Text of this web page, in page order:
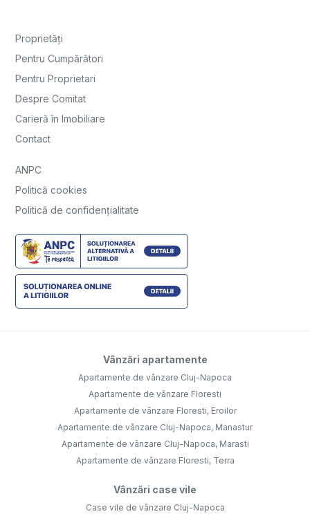
Proprietăți
Pentru Cumpărători
Pentru Proprietari
Despre Comitat
Carieră în Imobiliare
Contact
ANPC
Politică cookies
Politică de confidențialitate
Vânzări apartamente
Apartamente de vânzare Cluj-Napoca
Apartamente de vânzare Floresti
Apartamente de vânzare Floresti, Eroilor
Apartamente de vânzare Cluj-Napoca, Manastur
Apartamente de vânzare Cluj-Napoca, Marasti
Apartamente de vânzare Floresti, Terra
Vânzări case vile
Case vile de vânzare Cluj-Napoca